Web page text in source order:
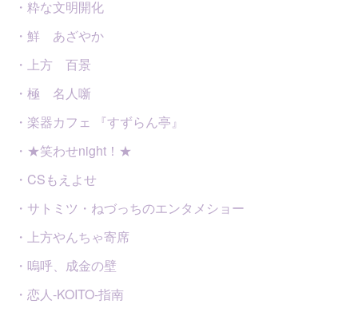
・粋な文明開化
・鮮 あざやか
・上方 百景
・極 名人噺
・楽器カフェ 『すずらん亭』
・★笑わせnight！★
・CSもえよせ
・サトミツ・ねづっちのエンタメショー
・上方やんちゃ寄席
・嗚呼、成金の壁
・恋人-KOITO-指南